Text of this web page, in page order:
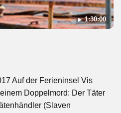
1:30:00
Auf der Ferieninsel Vis
Doppelmord: Der Täter
(Slaven